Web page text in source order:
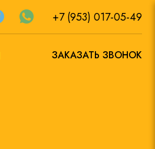
+7 (953) 017-05-49
ЗАКАЗАТЬ ЗВОНОК